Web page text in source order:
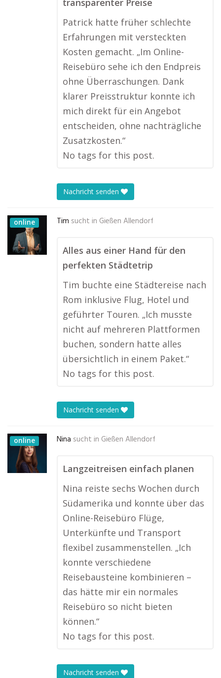
transparenter Preise
Patrick hatte früher schlechte
Erfahrungen mit versteckten
Kosten gemacht. „Im Online-
Reisebüro sehe ich den Endpreis
ohne Überraschungen. Dank
klarer Preisstruktur konnte ich
mich direkt für ein Angebot
entscheiden, ohne nachträgliche
Zusatzkosten.“
No tags for this post.
Nachricht senden
online Tim sucht in Gießen Allendorf
Alles aus einer Hand für den
perfekten Städtetrip
Tim buchte eine Städtereise nach
Rom inklusive Flug, Hotel und
geführter Touren. „Ich musste
nicht auf mehreren Plattformen
buchen, sondern hatte alles
übersichtlich in einem Paket.“
No tags for this post.
Nachricht senden
online Nina sucht in Gießen Allendorf
Langzeitreisen einfach planen
Nina reiste sechs Wochen durch
Südamerika und konnte über das
Online-Reisebüro Flüge,
Unterkünfte und Transport
flexibel zusammenstellen. „Ich
konnte verschiedene
Reisebausteine kombinieren –
das hätte mir ein normales
Reisebüro so nicht bieten
können.“
No tags for this post.
Nachricht senden